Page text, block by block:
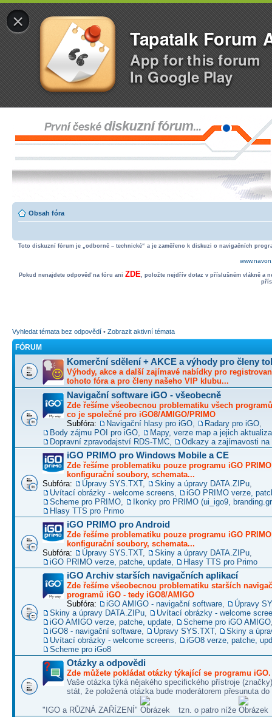
×
Tapatalk Forum
App for this forum
In Google Play
Obsah fóra
Toto diskuzní fórum je „odborně – technické“ a je zaměřeno k diskuzi o navigačních
Pokud nenajdete odpověď na fóru ani ZDE, položte nejdřív dotaz v příslušném vlákně a
Vyhledat témata bez odpovědí • Zobrazit aktivní témata
FÓRUM
Komerční sdělení + AKCE a výhody pro členy
Výhody, akce a další zajímavé nabídky pro
tohoto fóra a pro členy našeho VIP klubu...
Navigační software iGO - všeobecně
Zde řešíme všeobecnou problematiku všech
co je společné pro iGO8/AMIGO/PRIMO
Subfóra:
Navigační hlasy pro iGO Radary pro iGO
Body zájmu POI pro iGO
Mapy, verze map a jejich
Dopravní zpravodajství RDS-TMC
Odkazy a zajímavosti na
iGO PRIMO pro Windows Mobile a CE
Zde řešíme problematiku pouze programu iGO
konfigurační soubory, schemata...
Subfóra:
Úpravy SYS.TXT, Skiny a úpravy DATA.ZIPu
Uvítací obrázky - welcome screens
iGO PRIMO verze,
Scheme pro PRIMO
Ikonky pro PRIMO (ui_igo9,
Hlasy TTS pro Primo
iGO PRIMO pro Android
Zde řešíme problematiku pouze programu iGO
konfigurační soubory, schemata...
Subfóra:
Úpravy SYS.TXT, Skiny a úpravy DATA.ZIPu
iGO PRIMO verze, patche, update
Hlasy TTS pro Primo
iGO Archiv starších navigačních aplikací
Zde řešíme všeobecnou problematiku starších
programů iGO - tedy iGO8/AMIGO
Subfóra:
iGO AMIGO - navigační software
Úpravy
Skiny a úpravy DATA.ZIPu
Uvítací obrázky - welcome
iGO AMIGO verze, patche, update
Scheme pro iGO AMIGO
iGO8 - navigační software
Úpravy SYS.TXT,
Skiny a
Uvítací obrázky - welcome screens
iGO8 verze, patche,
Scheme pro iGo8
Otázky a odpovědi
Zde můžete pokládat otázky týkající se programu iGO.
Vaše otázka týká nějakého specifického přístroje
stát, že položená otázka bude moderátorem přesunuta do
"IGO a RŮZNÁ ZAŘÍZENÍ" tzn. o patro níže